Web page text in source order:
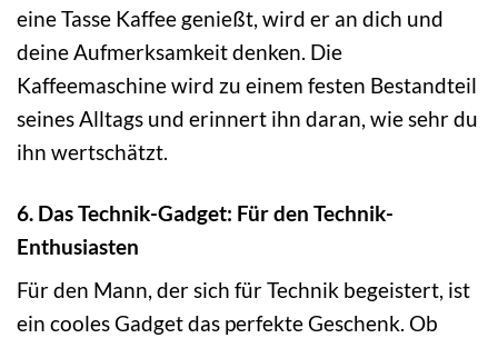
eine Tasse Kaffee genießt, wird er an dich und
deine Aufmerksamkeit denken. Die
Kaffeemaschine wird zu einem festen Bestandteil
seines Alltags und erinnert ihn daran, wie sehr du
ihn wertschätzt.
6. Das Technik-Gadget: Für den Technik-
Enthusiasten
Für den Mann, der sich für Technik begeistert, ist
ein cooles Gadget das perfekte Geschenk. Ob